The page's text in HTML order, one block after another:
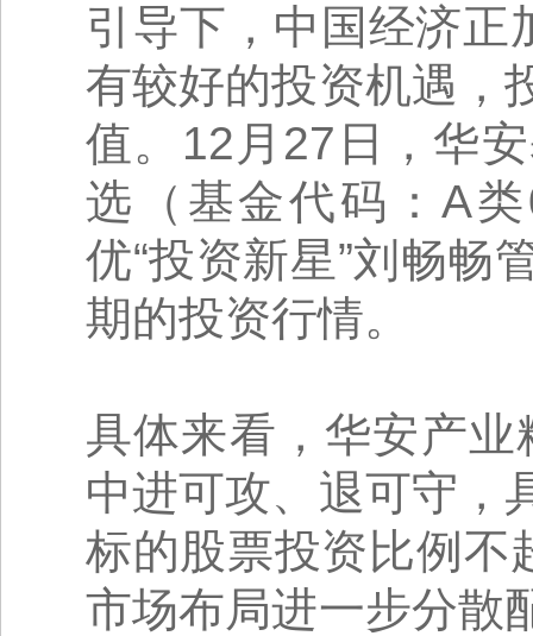
引导下，中国经济正
有较好的投资机遇，
值。12月27日，华
选（基金代码：A
优“投资新星”刘畅畅
期的投资行情。
具体来看，华安产
中进可攻、退可守，
标的股票投资比例不
市场布局进一步分散